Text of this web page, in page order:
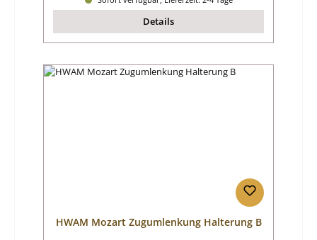
Details
HWAM Mozart Zugumlenkung Halterung B